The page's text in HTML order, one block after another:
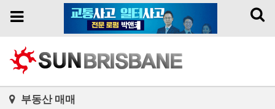
Toggle
Toggle
부동산 매매